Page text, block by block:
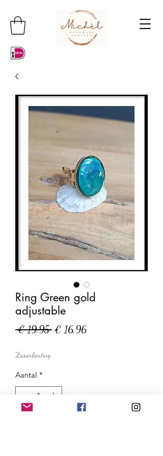
Ring Green gold
adjustable
€ 19,95 Normale
€ 16,96Verkoopprijs
Zomerkorting
Aantal *